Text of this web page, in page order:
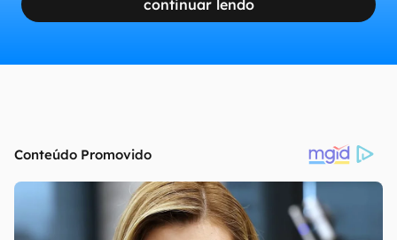
continuar lendo